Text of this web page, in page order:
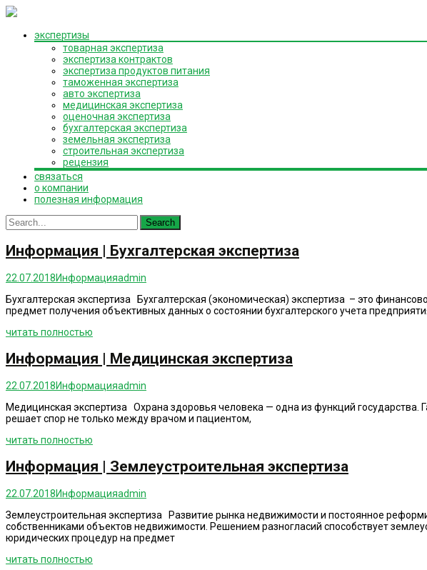
Skip
экспертизы
товарная экспертиза
экспертиза контрактов
экспертиза продуктов питания
таможенная экспертиза
авто экспертиза
медицинская экспертиза
оценочная экспертиза
бухгалтерская экспертиза
земельная экспертиза
строительная экспертиза
рецензия
связаться
о компании
полезная информация
Search
for:
Информация | Бухгалтерская экспертиза
22.07.2018Информацияadmin
Бухгалтерская экспертиза Бухгалтерская (экономическая) экспертиза – это
предмет получения объективных данных о состоянии бухгалтерского учета
читать полностью
Информация | Медицинская экспертиза
22.07.2018Информацияadmin
Медицинская экспертиза Охрана здоровья человека — одна из функций
решает спор не только между врачом и пациентом,
читать полностью
Информация | Землеустроительная экспертиза
22.07.2018Информацияadmin
Землеустроительная экспертиза Развитие рынка недвижимости и постоянное
собственниками объектов недвижимости. Решением разногласий способствует
юридических процедур на предмет
читать полностью